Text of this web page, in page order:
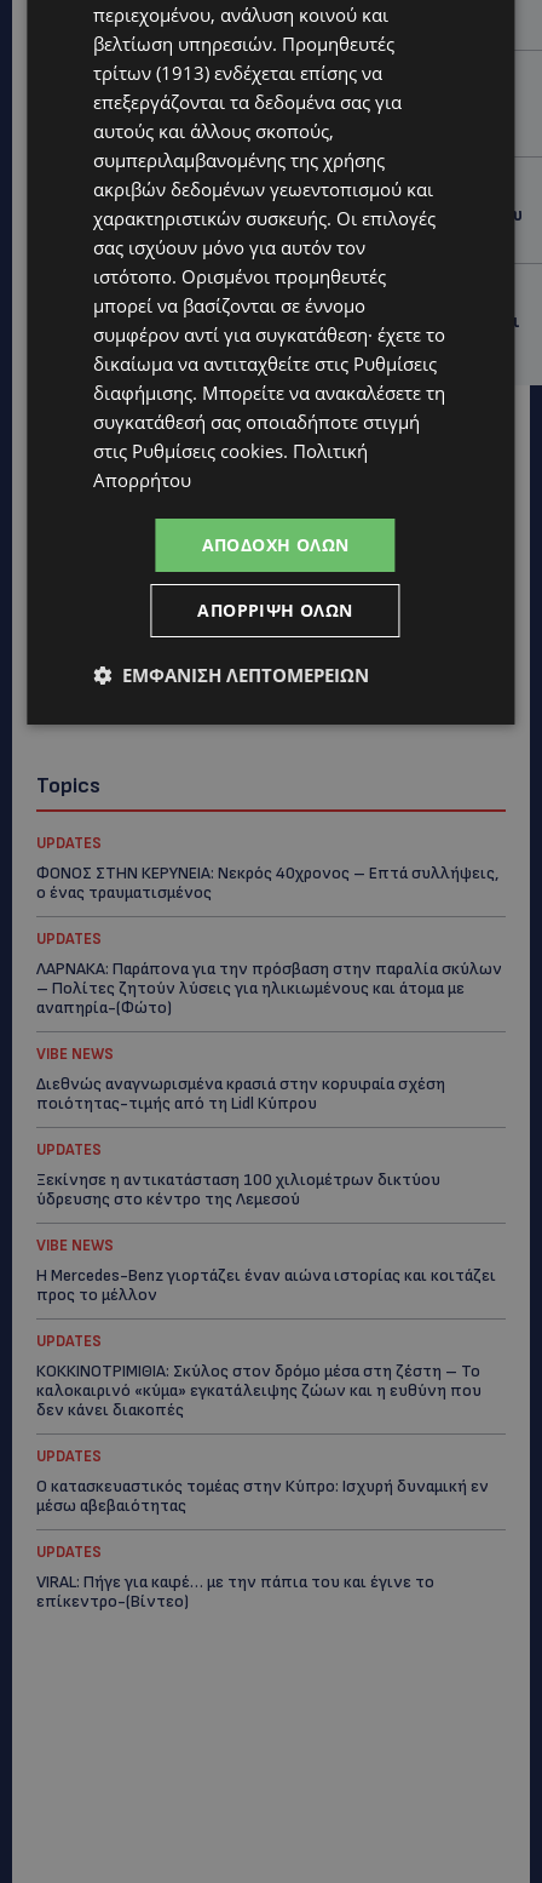
και άτομα με αναπηρία-(Φώτο)
VIBE NEWS
Διεθνώς αναγνωρισμένα κρασιά στην κορυφαία
σχέση ποιότητας-τιμής από τη Lidl Κύπρου
UPDATES
Ξεκίνησε η αντικατάσταση 100 χιλιομέτρων δικτύου
ύδρευσης στο κέντρο της Λεμεσού
VIBE NEWS
Η Mercedes-Benz γιορτάζει έναν αιώνα ιστορίας και
κοιτάζει προς το μέλλον
Topics
UPDATES
ΦΟΝΟΣ ΣΤΗΝ ΚΕΡΥΝΕΙΑ: Νεκρός 40χρονος – Επτά συλλήψεις,
ο ένας τραυματισμένος
UPDATES
ΛΑΡΝΑΚΑ: Παράπονα για την πρόσβαση στην παραλία σκύλων
– Πολίτες ζητούν λύσεις για ηλικιωμένους και άτομα με
αναπηρία-(Φώτο)
VIBE NEWS
Διεθνώς αναγνωρισμένα κρασιά στην κορυφαία σχέση
ποιότητας-τιμής από τη Lidl Κύπρου
UPDATES
Ξεκίνησε η αντικατάσταση 100 χιλιομέτρων δικτύου
ύδρευσης στο κέντρο της Λεμεσού
VIBE NEWS
Η Mercedes-Benz γιορτάζει έναν αιώνα ιστορίας και κοιτάζει
προς το μέλλον
UPDATES
ΚΟΚΚΙΝΟΤΡΙΜΙΘΙΑ: Σκύλος στον δρόμο μέσα στη ζέστη – Το
καλοκαιρινό «κύμα» εγκατάλειψης ζώων και η ευθύνη που
δεν κάνει διακοπές
UPDATES
Ο κατασκευαστικός τομέας στην Κύπρο: Ισχυρή δυναμική εν
μέσω αβεβαιότητας
UPDATES
VIRAL: Πήγε για καφέ… με την πάπια του και έγινε το
επίκεντρο-(Βίντεο)
περιεχομένου, ανάλυση κοινού και
βελτίωση υπηρεσιών. Προμηθευτές
τρίτων (1913) ενδέχεται επίσης να
επεξεργάζονται τα δεδομένα σας για
αυτούς και άλλους σκοπούς,
συμπεριλαμβανομένης της χρήσης
ακριβών δεδομένων γεωεντοπισμού και
χαρακτηριστικών συσκευής. Οι επιλογές
σας ισχύουν μόνο για αυτόν τον
ιστότοπο. Ορισμένοι προμηθευτές
μπορεί να βασίζονται σε έννομο
συμφέρον αντί για συγκατάθεση· έχετε το
δικαίωμα να αντιταχθείτε στις Ρυθμίσεις
διαφήμισης. Μπορείτε να ανακαλέσετε τη
συγκατάθεσή σας οποιαδήποτε στιγμή
στις Ρυθμίσεις cookies. Πολιτική
Απορρήτου
ΑΠΟΔΟΧΉ ΌΛΩΝ
ΑΠΌΡΡΙΨΗ ΌΛΩΝ
ΕΜΦΆΝΙΣΗ ΛΕΠΤΟΜΕΡΕΙΏΝ